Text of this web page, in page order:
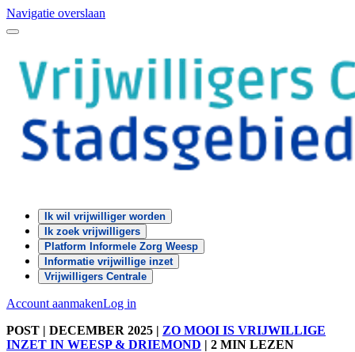
Navigatie overslaan
Ik wil vrijwilliger worden
Ik zoek vrijwilligers
Platform Informele Zorg Weesp
Informatie vrijwillige inzet
Vrijwilligers Centrale
Account aanmakenLog in
POST | DECEMBER 2025 | ZO MOOI IS VRIJWILLIGE
INZET IN WEESP & DRIEMOND | 2 MIN LEZEN